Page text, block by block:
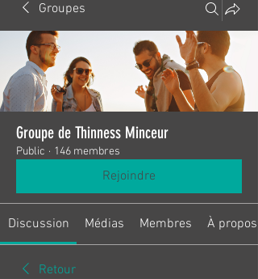
Groupes
Groupe de Thinness Minceur
Public · 146 membres
Rejoindre
Discussion Médias Membres À propos
Retour